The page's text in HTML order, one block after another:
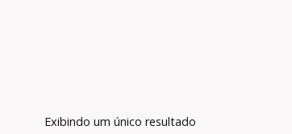
Exibindo um único resultado